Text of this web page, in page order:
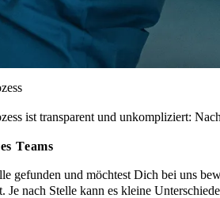
ist transparent und unkompliziert:
Teams
gefunden und möchtest Dich bei uns
Je nach Stelle kann es kleine